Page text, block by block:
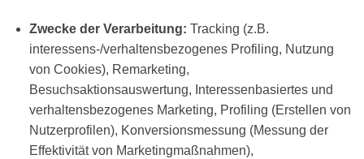
Zwecke der Verarbeitung: Tracking (z.B.
interessens-/verhaltensbezogenes Profiling, Nutzung
von Cookies), Remarketing,
Besuchsaktionsauswertung, Interessenbasiertes und
verhaltensbezogenes Marketing, Profiling (Erstellen von
Nutzerprofilen), Konversionsmessung (Messung der
Effektivität von Marketingmaßnahmen),